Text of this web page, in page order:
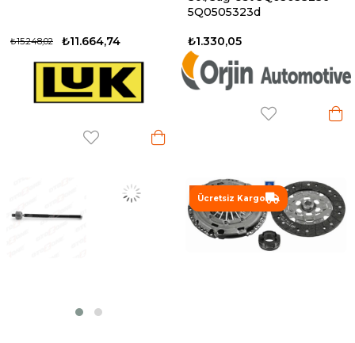
₺11.664,74
₺15.248,02
5Q0505323d
₺1.330,05
Ücretsiz Kargo
%19